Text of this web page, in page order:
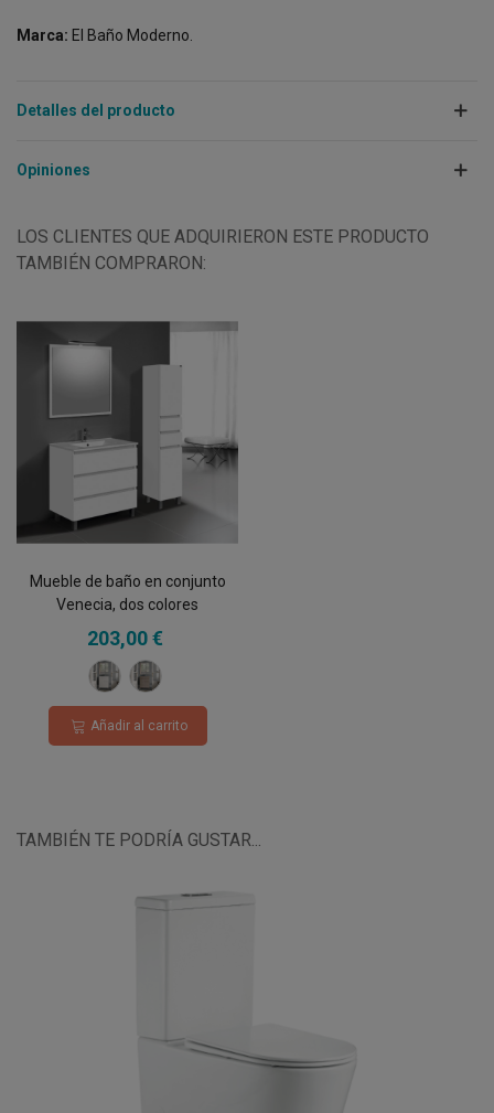
Marca: El Baño Moderno.
Detalles del producto
Opiniones
LOS CLIENTES QUE ADQUIRIERON ESTE PRODUCTO
TAMBIÉN COMPRARON:
Mueble de baño en conjunto
Venecia, dos colores
disponibles incluye encimera
de porcelana y espejo 3
cajones
203,00 €
BlancoRoble
Hércules
Añadir al carrito
TAMBIÉN TE PODRÍA GUSTAR...